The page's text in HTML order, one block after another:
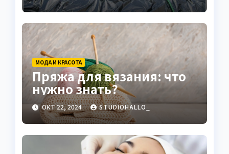
МОДА И КРАСОТА
Пряжа для вязания: что
нужно знать?
ОКТ 22, 2024 STUDIOHALLO_